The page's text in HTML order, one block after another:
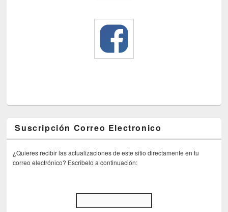
Suscripción Correo Electronico
¿Quieres recibir las actualizaciones de este sitio directamente en tu
correo electrónico? Escribelo a continuación: